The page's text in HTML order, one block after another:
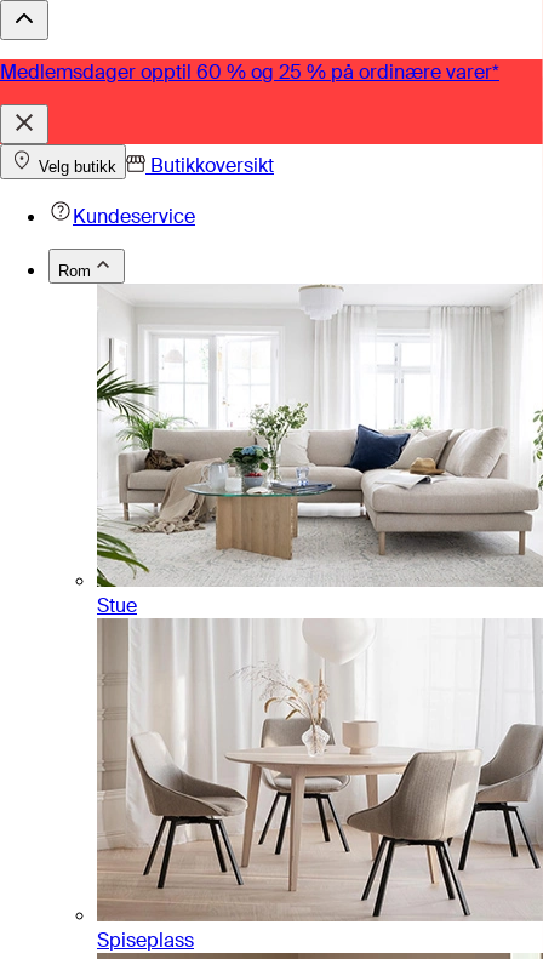
Medlemsdager opptil 60 % og 25 % på ordinære varer*
Velg butikk
Butikkoversikt
Kundeservice
Rom
Stue
Spiseplass